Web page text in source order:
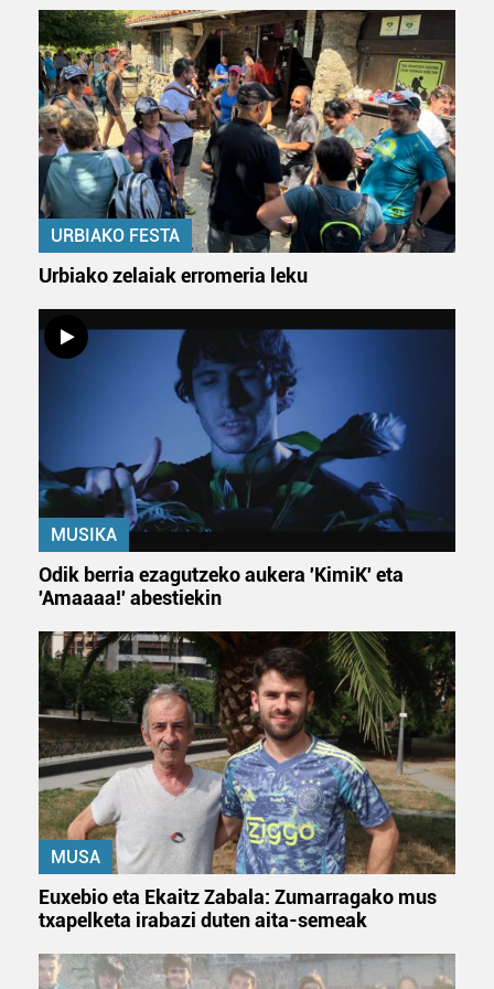
Bazkide batzuek ez dizute baimenik eskatzen, eta beren
interes komertzial legitimoetan babesten dira. Ikusi gure
bazkideen zerrenda, beren ustez zein helburutarako
duten interes legitimoa eta horren aurka nola egin
dezakezun ikusteko.
Lortu zure datu pertsonalak prozesatzeko moduari
buruzko informazio gehiago eta ezarri zure lehentasunak
datuen atalean. Edozein unetan alda edo ken dezakezu
zure baimena Cookieen adierazpenean.
fitxategiak erabiltzen ditu. Zure esperientzia eta
zerbitzuak hobetzeko asmoz, cookie teknologiaz
baliatzen gara. Ohar hau onartuz gero, teknologia hori
erabiltzeko baimen esplizitua ematen diguzu.
URBIAKO FESTA
Urbiako zelaiak erromeria leku
MUSIKA
Odik berria ezagutzeko aukera 'KimiK' eta
'Amaaaa!' abestiekin
MUSA
Euxebio eta Ekaitz Zabala: Zumarragako mus
txapelketa irabazi duten aita-semeak